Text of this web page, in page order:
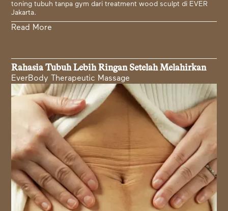
toning tubuh tanpa gym dari treatment wood sculpt di EVER
Jakarta.
Read More
Rahasia Tubuh Lebih Ringan Setelah Melahirkan
EverBody Therapeutic Massage